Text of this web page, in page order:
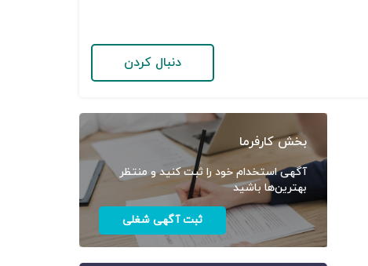
دنبال کردن
بخش کارفرما
آگهی استخدام خود را ثبت کنید و منتظر
بهترین‌ها باشید
ثبت آگهی شغلی